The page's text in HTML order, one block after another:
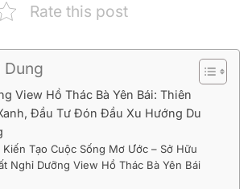
Rate this post
Dung
View Hồ Thác Bà Yên Bái: Thiên
Đầu Tư Đón Đầu Xu Hướng Du
Tạo Cuộc Sống Mơ Ước – Sở Hữu
Nghỉ Dưỡng View Hồ Thác Bà Yên Bái